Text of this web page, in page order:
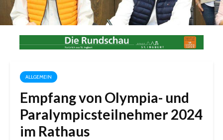
ALLGEMEIN
Empfang von Olympia- und
Paralympicsteilnehmer 2024
im Rathaus